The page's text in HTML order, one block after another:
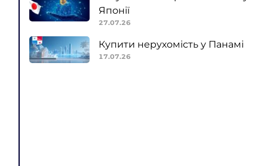
Японії
27.07.26
Купити нерухомість у Панамі
17.07.26